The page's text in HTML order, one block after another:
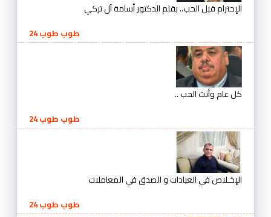
الإحترام قبل الحب.. بقلم الدكتور أسامة آل تركي
طوب طوب 24
كل عام وأنت الحب ..
طوب طوب 24
الإخـلاص في العبادات و الصدق في المعاملات
طوب طوب 24